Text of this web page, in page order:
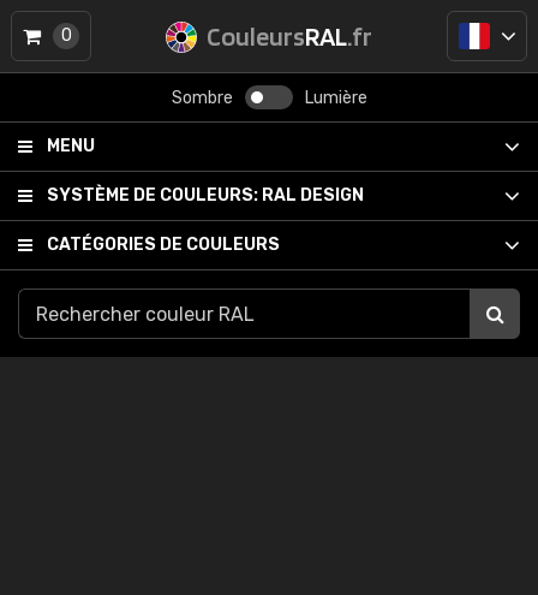
CouleursRAL.fr
Sombre Lumière
MENU
SYSTÈME DE COULEURS: RAL DESIGN
CATÉGORIES DE COULEURS
0